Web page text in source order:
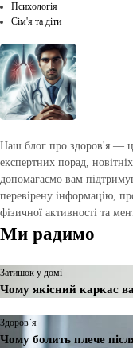
Психологія
Сім'я та діти
Наш блог про здоров'я —
експертних порад,
допомагаємо вам
перевірену інформацію,
фізичної активності та
Ми радимо
Затишок у домі
Чому якісний каркас
Здоров`я
Чому болить плече